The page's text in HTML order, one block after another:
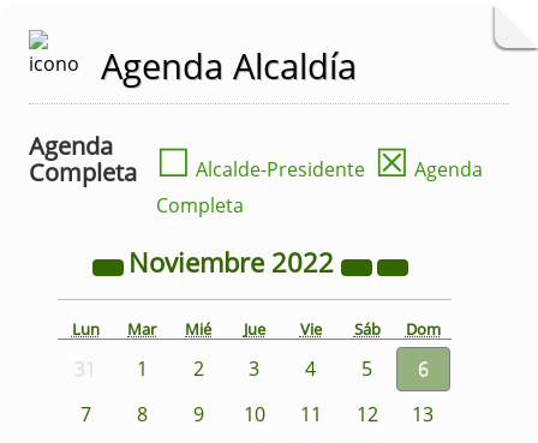
Agenda Alcaldía
Agenda
Completa
☐ Alcalde-Presidente ☒ Agenda
Completa
Noviembre 2022
Lun Mar Mié Jue Vie Sáb Dom
31 1 2 3 4 5
6
7
8 9 10 11 12
13